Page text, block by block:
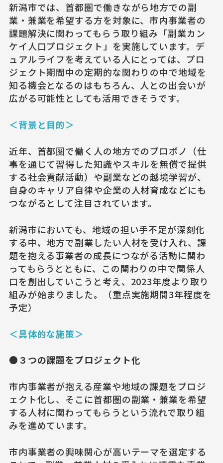
新潟市では、首都圏で働きながら地方での副
業・兼業を希望する方を対象に、市内事業者の
課題解決に関わってもらう取り組み「副業カン
ケイ人口プロジェクト」を実施しています。デ
ュアルライフを考えている人にとっては、プロ
ジェクト期間中の定期的な関わりの中で地域を
知る機会となるのはもちろん、人との出会いが
広がる可能性としても活用できそうです。
＜背景と目的＞
近年、首都圏で働く人の地方でのプロボノ（仕
事を通じて習得した知識やスキルを無償で提供
する社会貢献活動）や副業などの越境学習が、
自身のキャリア自律や企業の人材育成などにも
つながるとして注目されています。
新潟市においても、地域の担い手不足が深刻化
する中、地方で副業したい人材を受け入れ、課
題を抱える事業者の成長につながる活動に関わ
ってもらうとともに、この関わりの中で関係人
口を創出していこうと考え、2023年度より取り
組みが始まりました。（重点実施期間3年程度を
予定）
＜具体的な施策＞
●３つの課題をプロジェクト化
市内事業者が抱える産業や地域の課題をプロジ
ェクト化し、そこに首都圏の副業・兼業を希望
する人材に関わってもらうという流れで取り組
みを進めています。
市内事業者の興味関心が高いテーマを選定する